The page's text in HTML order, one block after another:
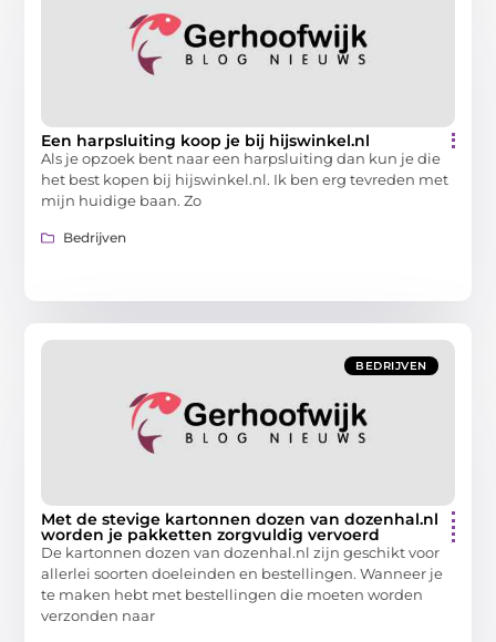
Een harpsluiting koop je bij hijswinkel.nl
Als je opzoek bent naar een harpsluiting dan kun je die
het best kopen bij hijswinkel.nl. Ik ben erg tevreden met
mijn huidige baan. Zo
Bedrijven
BEDRIJVEN
Met de stevige kartonnen dozen van dozenhal.nl
worden je pakketten zorgvuldig vervoerd
De kartonnen dozen van dozenhal.nl zijn geschikt voor
allerlei soorten doeleinden en bestellingen. Wanneer je
te maken hebt met bestellingen die moeten worden
verzonden naar